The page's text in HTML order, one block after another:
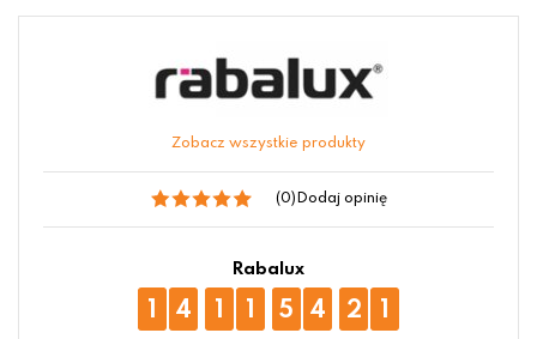
Zobacz wszystkie produkty
(0) Dodaj opinię
Rabalux
1 4 1 1 5 4 2 0